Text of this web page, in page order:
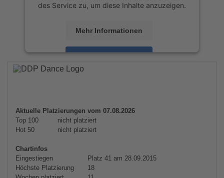
des Service zu, um diese Inhalte anzuzeigen.
Mehr Informationen
Akzeptieren
powered by
Aktuelle Platzierungen vom 07.08.2026
Top 100
nicht platziert
Hot 50
nicht platziert
Chartinfos
Eingestiegen
Platz 41 am 28.09.2015
Höchste Platzierung
18